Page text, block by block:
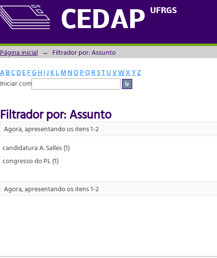
CEDAP UFRGS
Filtrador por: Assunto
Página inicial → Filtrador por: Assunto
ABCDEFGH IJ KLM NOPQRSTUVWXYZ
Iniciar com
Filtrador por: Assunto
Agora, apresentando os itens 1-2
candidatura A. Salles (1)
congresso do PL (1)
Agora, apresentando os itens 1-2